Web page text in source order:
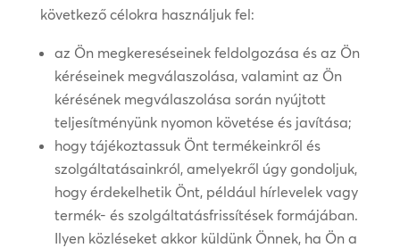
következő célokra használjuk fel:
az Ön megkereséseinek feldolgozása és az Ön
kéréseinek megválaszolása, valamint az Ön
kérésének megválaszolása során nyújtott
teljesítményünk nyomon követése és javítása;
hogy tájékoztassuk Önt termékeinkről és
szolgáltatásainkról, amelyekről úgy gondoljuk,
hogy érdekelhetik Önt, például hírlevelek vagy
termék- és szolgáltatásfrissítések formájában.
Ilyen közléseket akkor küldünk Önnek, ha Ön a